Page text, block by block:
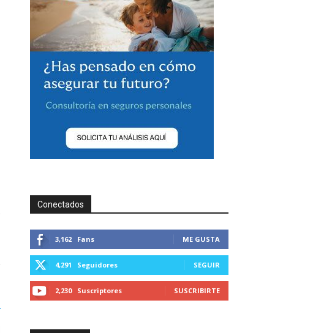
Conectados
3,162 Fans ME GUSTA
4,291 Seguidores SEGUIR
2,230 Suscriptores SUSCRIBIRTE